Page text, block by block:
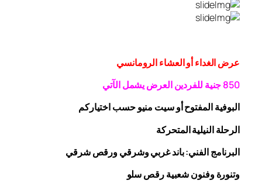
عرض الغداء أو العشاء الرومانسي
850 جنية للفردينالعرض يشمل الآتي
البوفيةالمفتوحأو سيت منيو حسب اختياركم
الرحلةالنيلية المتحركة
البرنامج الفني: باند غربي وشرقيورقصشرقي
وتنورة وفنون شعبيةرقصسلو